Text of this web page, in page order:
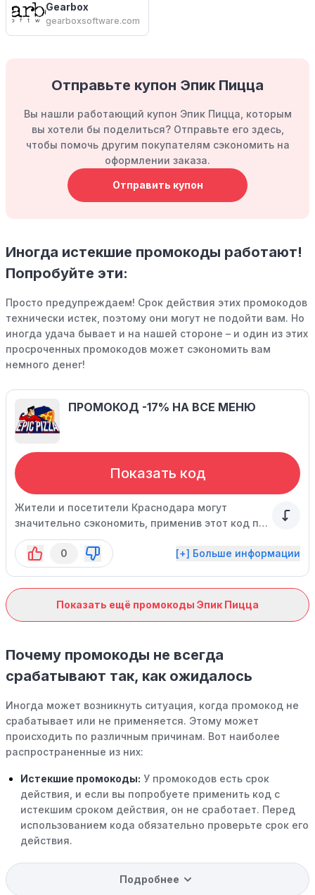
Gearbox
gearboxsoftware.com
Отправьте купон Эпик Пицца
Вы нашли работающий купон Эпик Пицца, которым
вы хотели бы поделиться? Отправьте его здесь,
чтобы помочь другим покупателям сэкономить на
оформлении заказа.
Отправить купон
Иногда истекшие промокоды работают!
Попробуйте эти:
Просто предупреждаем! Срок действия этих промокодов
технически истек, поэтому они могут не подойти вам. Но
иногда удача бывает и на нашей стороне – и один из этих
просроченных промокодов может сэкономить вам
немного денег!
ПРОМОКОД -17% НА ВСЕ МЕНЮ
Показать код
Жители и посетители Краснодара могут
значительно сэкономить, применив этот код при
оформлении покупки.
0
[+] Больше информации
Показать ещё промокоды Эпик Пицца
Почему промокоды не всегда
срабатывают так, как ожидалось
Иногда может возникнуть ситуация, когда промокод не
срабатывает или не применяется. Этому может
происходить по различным причинам. Вот наиболее
распространенные из них:
Истекшие промокоды: У промокодов есть срок
действия, и если вы попробуете применить код с
истекшим сроком действия, он не сработает. Перед
использованием кода обязательно проверьте срок его
действия.
Уже со скидкой:В некоторых случаях интересующий
вас товар может быть уже со скидкой. Некоторые
Подробнее